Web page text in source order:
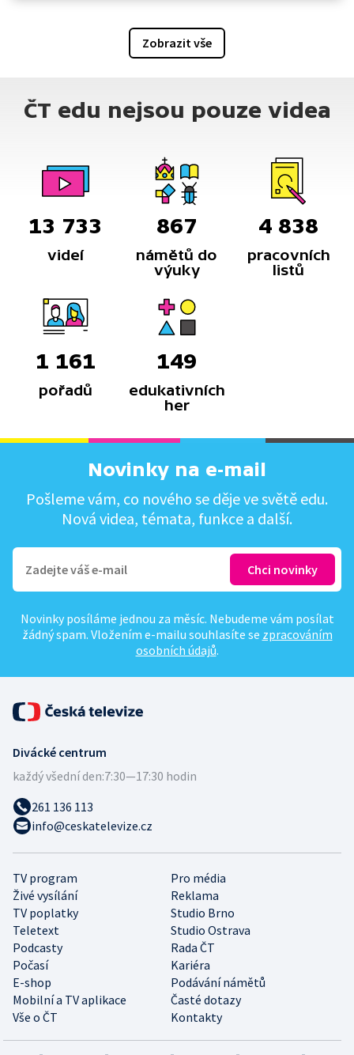
Zobrazit vše
ČT edu nejsou pouze videa
13 733
videí
867
námětů do
výuky
4 838
pracovních
listů
1 161
pořadů
149
edukativních
her
Novinky na e-mail
Pošleme vám, co nového se děje ve světě edu.
Nová videa, témata, funkce a další.
Novinky posíláme jednou za měsíc. Nebudeme vám posílat
žádný spam. Vložením e-mailu souhlasíte se zpracováním
osobních údajů.